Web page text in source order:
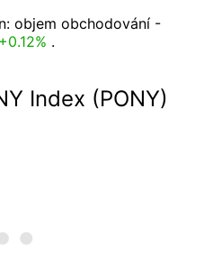
objem obchodování -
+0.12% .
Index (PONY)